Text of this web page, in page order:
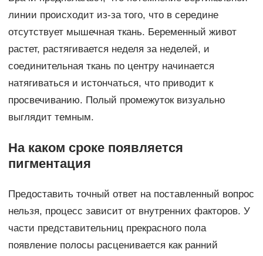
линии происходит из-за того, что в середине
отсутствует мышечная ткань. Беременный живот
растет, растягивается неделя за неделей, и
соединительная ткань по центру начинается
натягиваться и истончаться, что приводит к
просвечиванию. Полый промежуток визуально
выглядит темным.
На каком сроке появляется
пигментация
Предоставить точный ответ на поставленный вопрос
нельзя, процесс зависит от внутренних факторов. У
части представительниц прекрасного пола
появление полосы расценивается как ранний